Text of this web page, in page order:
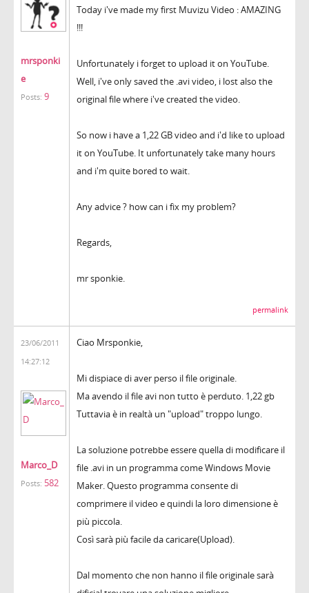
mrsponki
e
Posts: 9
Today i've made my first Muvizu Video : AMAZING
!!!
Unfortunately i forget to upload it on YouTube.
Well, i've only saved the .avi video, i lost also the
original file where i've created the video.
So now i have a 1,22 GB video and i'd like to upload
it on YouTube. It unfortunately take many hours
and i'm quite bored to wait.
Any advice ? how can i fix my problem?
Regards,
mr sponkie.
permalink
23/06/2011
14:27:12
Marco_D
Posts: 582
Ciao Mrsponkie,
Mi dispiace di aver perso il file originale.
Ma avendo il file avi non tutto è perduto. 1,22 gb
Tuttavia è in realtà un "upload" troppo lungo.
La soluzione potrebbe essere quella di modificare il
file .avi in un programma come Windows Movie
Maker. Questo programma consente di
comprimere il video e quindi la loro dimensione è
più piccola.
Così sarà più facile da caricare(Upload).
Dal momento che non hanno il file originale sarà